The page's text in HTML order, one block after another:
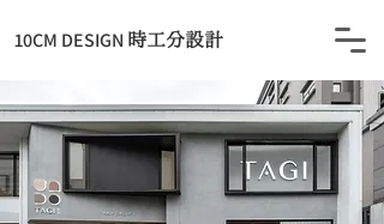
​10CM DESIGN 時工分設計